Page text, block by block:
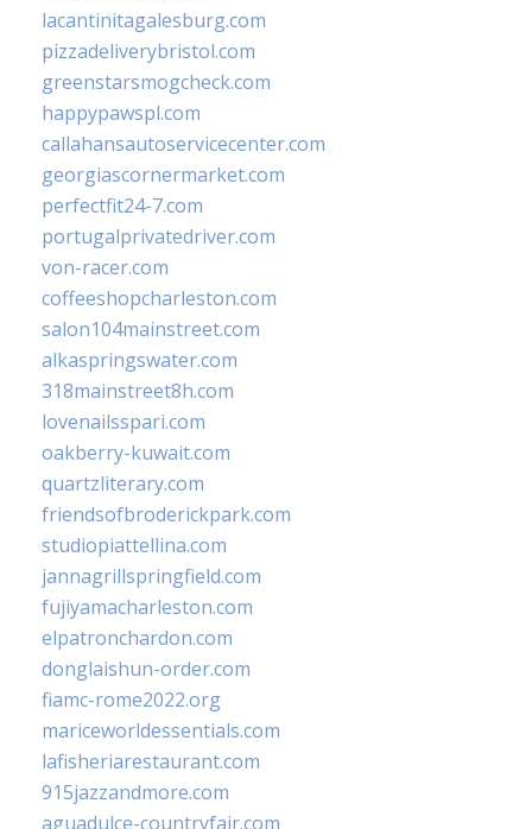
lacantinitagalesburg.com
pizzadeliverybristol.com
greenstarsmogcheck.com
happypawspl.com
callahansautoservicecenter.com
georgiascornermarket.com
perfectfit24-7.com
portugalprivatedriver.com
von-racer.com
coffeeshopcharleston.com
salon104mainstreet.com
alkaspringswater.com
318mainstreet8h.com
lovenailsspari.com
oakberry-kuwait.com
quartzliterary.com
friendsofbroderickpark.com
studiopiattellina.com
jannagrillspringfield.com
fujiyamacharleston.com
elpatronchardon.com
donglaishun-order.com
fiamc-rome2022.org
mariceworldessentials.com
lafisheriarestaurant.com
915jazzandmore.com
aguadulce-countryfair.com